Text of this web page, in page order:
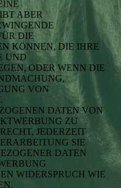
ABER
DIE
KÖNNEN, DIE IHRE
UND
ODER WENN DIE
VON
DATEN VON
ZU
JEDERZEIT
SIE
DATEN
WIDERSPRUCH WIE